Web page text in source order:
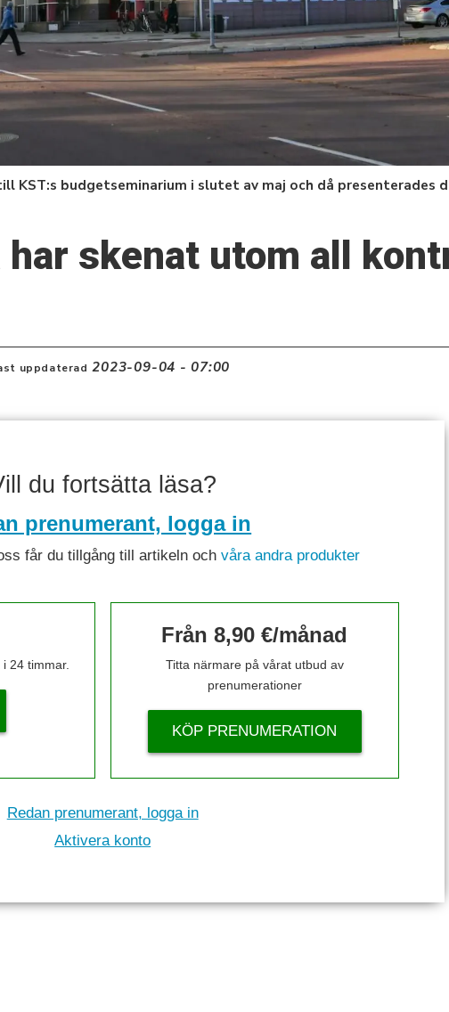
KST:s budgetseminarium i slutet av maj och då presenterades
har skenat utom all
uppdaterad 2023-09-04 - 07:00
du fortsätta läsa?
prenumerant, logga in
får du tillgång till artikeln ochvåra andra produkter
24 timmar.
Från 8,90 €/månad
Titta närmare på vårat utbud av
prenumerationer
KÖP PRENUMERATION
Redan prenumerant, logga in
Aktivera konto